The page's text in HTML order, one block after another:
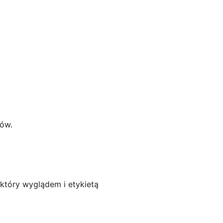
wyglądem i etykietą